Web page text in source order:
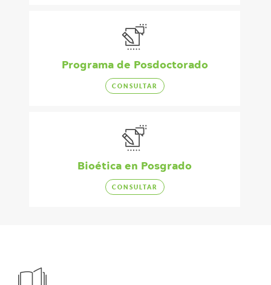
Programa de Posdoctorado
CONSULTAR
Bioética en Posgrado
CONSULTAR